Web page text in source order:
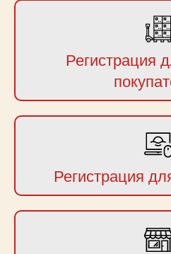
Регистрация
Регистрация